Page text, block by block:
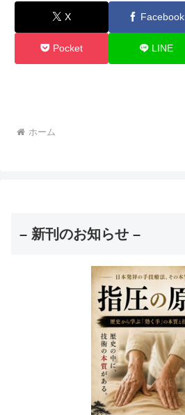
X Facebook
Pocket LINE
ホーム
– 新刊のお知らせ –